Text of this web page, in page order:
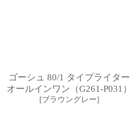
ゴーシュ 80/1 タイプライター
オールインワン（G261-P031）
[ブラウングレー]